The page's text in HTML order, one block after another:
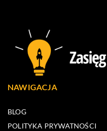
NAWIGACJA
BLOG
POLITYKA PRYWATNOŚCI